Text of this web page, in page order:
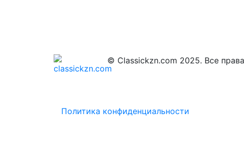
© Classickzn.com 2025. Все
Политика конфиденциальности